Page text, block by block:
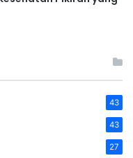
43
43
27